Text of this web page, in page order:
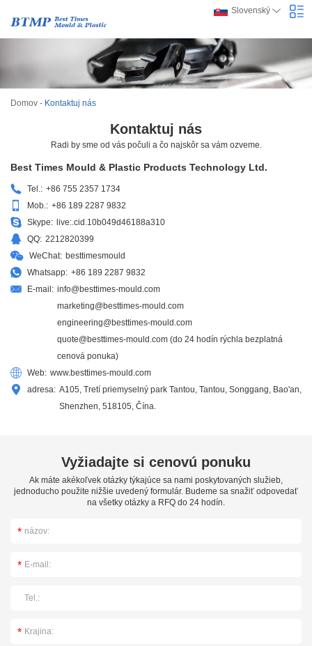
Slovenský
Domov - Kontaktuj nás
Kontaktuj nás
Radi by sme od vás počuli a čo najskôr sa vám ozveme.
Best Times Mould & Plastic Products Technology Ltd.
Tel.: +86 755 2357 1734
Mob.: +86 189 2287 9832
Skype: live:.cid.10b049d46188a310
QQ: 2212820399
WeChat: besttimesmould
Whatsapp: +86 189 2287 9832
E-mail: info@besttimes-mould.com
marketing@besttimes-mould.com
engineering@besttimes-mould.com
quote@besttimes-mould.com (do 24 hodín rýchla bezplatná
cenová ponuka)
Web: www.besttimes-mould.com
adresa: A105, Tretí priemyselný park Tantou, Tantou, Songgang, Bao'an,
Shenzhen, 518105, Čína.
Vyžiadajte si cenovú ponuku
Ak máte akékoľvek otázky týkajúce sa nami poskytovaných služieb,
jednoducho použite nižšie uvedený formulár. Budeme sa snažiť odpovedať
na všetky otázky a RFQ do 24 hodín.